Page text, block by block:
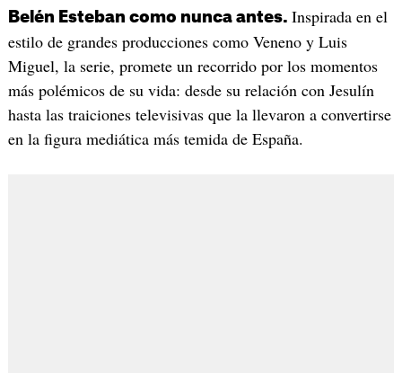
Belén Esteban como nunca antes. Inspirada en el
estilo de grandes producciones como Veneno y Luis
Miguel, la serie, promete un recorrido por los momentos
más polémicos de su vida: desde su relación con Jesulín
hasta las traiciones televisivas que la llevaron a convertirse
en la figura mediática más temida de España.